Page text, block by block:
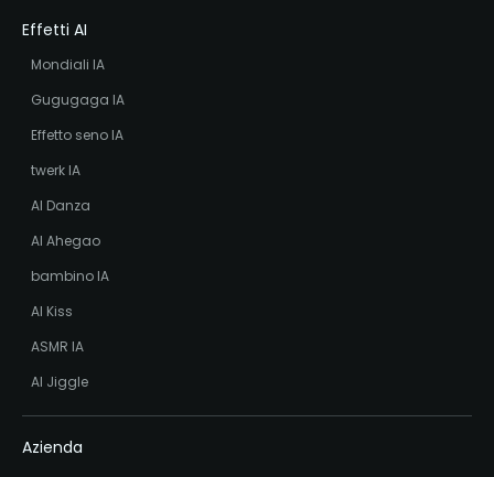
Effetti AI
Mondiali IA
Gugugaga IA
Effetto seno IA
twerk IA
AI Danza
AI Ahegao
bambino IA
AI Kiss
ASMR IA
AI Jiggle
Azienda